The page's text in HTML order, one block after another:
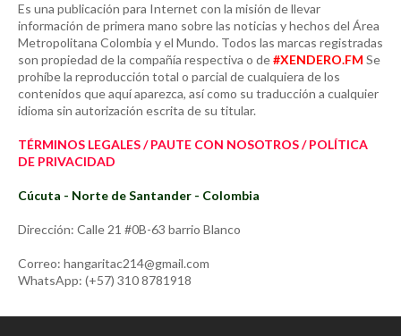
Es una publicación para Internet con la misión de llevar
información de primera mano sobre las noticias y hechos del Área
Metropolitana Colombia y el Mundo. Todos las marcas registradas
son propiedad de la compañía respectiva o de#XENDERO.FM Se
prohíbe la reproducción total o parcial de cualquiera de los
contenidos que aquí aparezca, así como su traducción a cualquier
idioma sin autorización escrita de su titular.
TÉRMINOS LEGALES / PAUTE CON NOSOTROS / POLÍTICA
DE PRIVACIDAD
Cúcuta - Norte de Santander - Colombia
Dirección: Calle 21 #0B-63 barrio Blanco
Correo: hangaritac214@gmail.com
WhatsApp: (+57) 310 8781918